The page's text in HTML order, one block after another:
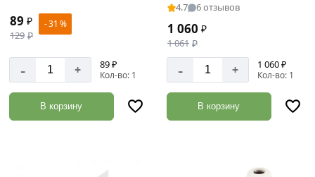
Теплоизоляция
акции:
89 ₽
129 ₽
- 31 %
- + 89 ₽
Кол-во: 1
В корзину
4.7 6 отзывов
1 060 ₽
1 061 ₽
- + 1 060 ₽
Кол-во: 1
В корзину